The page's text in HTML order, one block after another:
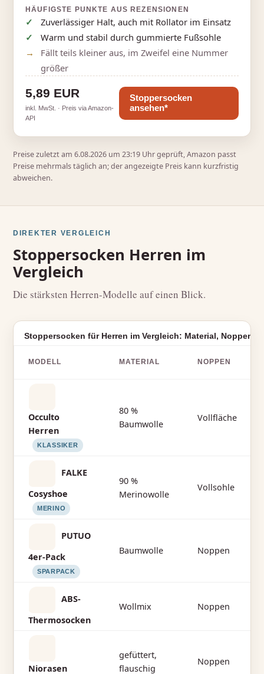
HÄUFIGSTE PUNKTE AUS REZENSIONEN
Zuverlässiger Halt, auch mit Rollator im Einsatz
Warm und stabil durch gummierte Fußsohle
Fällt teils kleiner aus, im Zweifel eine Nummer
größer
5,89 EUR
inkl. MwSt. · Preis via Amazon-
API
Stoppersocken
ansehen*
Preise zuletzt am 6.08.2026 um 23:19 Uhr geprüft, Amazon passt
Preise mehrmals täglich an; der angezeigte Preis kann kurzfristig
abweichen.
DIREKTER VERGLEICH
Stoppersocken Herren im
Vergleich
Die stärksten Herren-Modelle auf einen Blick.
Stoppersocken für Herren im Vergleich: Material, Noppen,
MODELL MATERIAL NOPPEN
Occulto
Herren
KLASSIKER
80 %
Baumwolle
Vollfläche
FALKE
Cosyshoe
MERINO
90 %
Merinowolle
Vollsohle
PUTUO
4er-Pack
SPARPACK
Baumwolle Noppen
ABS-
Thermosocken
Wollmix Noppen
Niorasen
gefüttert,
flauschig
Noppen